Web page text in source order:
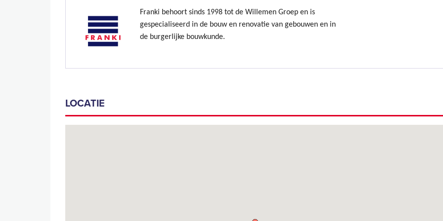
Franki behoort sinds 1998 tot de Willemen Groep en is
gespecialiseerd in de bouw en renovatie van gebouwen en in
de burgerlijke bouwkunde.
LOCATIE